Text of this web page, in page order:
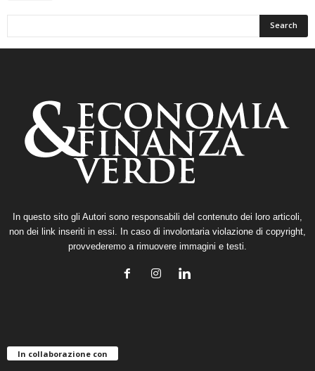
In questo sito gli Autori sono responsabili del contenuto dei loro articoli,
non dei link inseriti in essi. In caso di involontaria violazione di copyright,
provvederemo a rimuovere immagini e testi.
In collaborazione con